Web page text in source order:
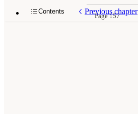
Contents Previous chapter
Page 157